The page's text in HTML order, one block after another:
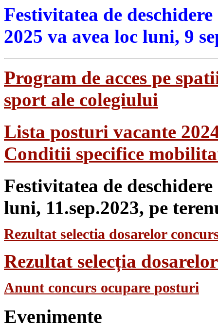
Festivitatea de
2025 va avea loc luni, 9
Program de acces pe
sport ale colegiului
Lista posturi vacante
Conditii specifice
Festivitatea de
luni, 11.sep.2023, pe
Rezultat selectia dosarelor
Rezultat selecția
Anunt concurs ocupare posturi
Evenimente